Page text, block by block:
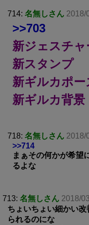
714: 名無しさん 2018/
>>703
新ジェスチャ
新スタンプ
新ギルカポー
新ギルカ背景
718: 名無しさん 2018/
>>714
まぁその何かが希望
るよな
713: 名無しさん 2018/
ちょいちょい細かい
られるのにな